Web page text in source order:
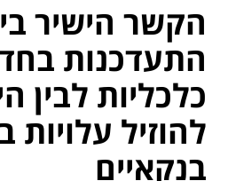
הקשר הישיר
התעדכנות
כלכליות לבין
להוזיל עלויות
בנקאיים